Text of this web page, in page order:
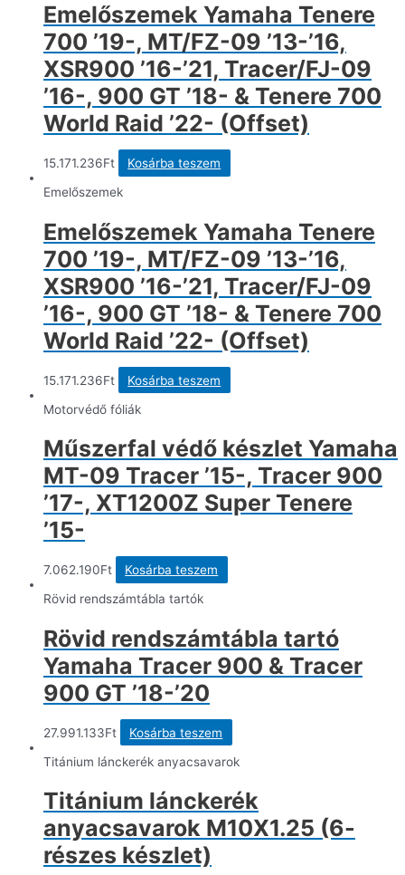
Emelőszemek Yamaha Tenere
700 ’19-, MT/FZ-09 ’13-’16,
XSR900 ’16-’21, Tracer/FJ-09
’16-, 900 GT ’18- & Tenere 700
World Raid ’22- (Offset)
15.171.236Ft
Kosárba teszem
Emelőszemek
Emelőszemek Yamaha Tenere
700 ’19-, MT/FZ-09 ’13-’16,
XSR900 ’16-’21, Tracer/FJ-09
’16-, 900 GT ’18- & Tenere 700
World Raid ’22- (Offset)
15.171.236Ft
Kosárba teszem
Motorvédő fóliák
Műszerfal védő készlet Yamaha
MT-09 Tracer ’15-, Tracer 900
’17-, XT1200Z Super Tenere
’15-
7.062.190Ft
Kosárba teszem
Rövid rendszámtábla tartók
Rövid rendszámtábla tartó
Yamaha Tracer 900 & Tracer
900 GT ’18-’20
27.991.133Ft Kosárba teszem
Titánium lánckerék anyacsavarok
Titánium lánckerék
anyacsavarok M10X1.25 (6-
részes készlet)